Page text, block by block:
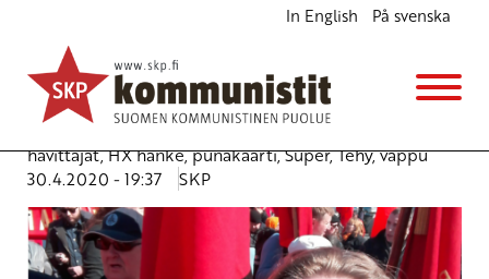
In English På svenska
SKP:n pääsihteerin Tiina Sandbergin vappupuhe –
Me voimme ja meidän täytyy
Ajankohtaista
Avainsanat:1200 perusturva,6-tunnin työaika
hävittäjät,HX hanke,punakaarti,Super,Tehy,vappu
30.4.2020 - 19:37
SKP